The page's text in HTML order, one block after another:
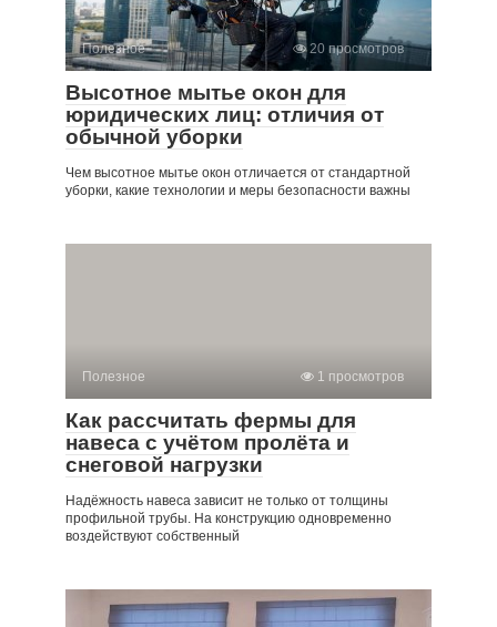
Полезное 20 просмотров
Высотное мытье окон для
юридических лиц: отличия от
обычной уборки
Чем высотное мытье окон отличается от стандартной
уборки, какие технологии и меры безопасности важны
Полезное 1 просмотров
Как рассчитать фермы для
навеса с учётом пролёта и
снеговой нагрузки
Надёжность навеса зависит не только от толщины
профильной трубы. На конструкцию одновременно
воздействуют собственный